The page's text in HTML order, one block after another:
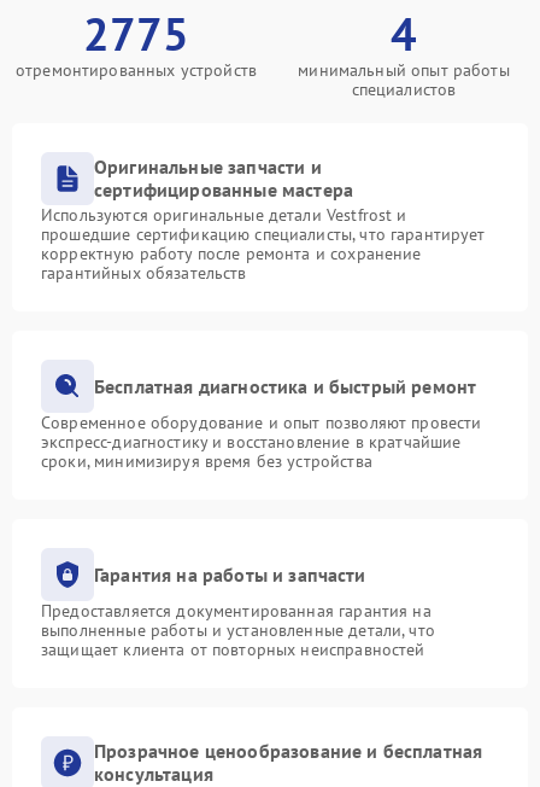
2775
отремонтированных устройств
4
минимальный опыт работы
специалистов
Оригинальные запчасти и
сертифицированные мастера
Используются оригинальные детали Vestfrost и
прошедшие сертификацию специалисты, что гарантирует
корректную работу после ремонта и сохранение
гарантийных обязательств
Бесплатная диагностика и быстрый ремонт
Современное оборудование и опыт позволяют провести
экспресс-диагностику и восстановление в кратчайшие
сроки, минимизируя время без устройства
Гарантия на работы и запчасти
Предоставляется документированная гарантия на
выполненные работы и установленные детали, что
защищает клиента от повторных неисправностей
Прозрачное ценообразование и бесплатная
консультация